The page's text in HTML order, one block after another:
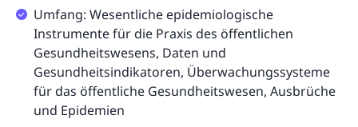
Umfang: Wesentliche epidemiologische
Instrumente für die Praxis des öffentlichen
Gesundheitswesens, Daten und
Gesundheitsindikatoren, Überwachungssysteme
für das öffentliche Gesundheitswesen, Ausbrüche
und Epidemien